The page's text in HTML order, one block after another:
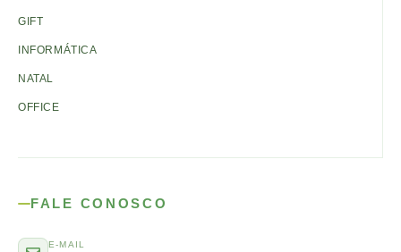
GIFT
INFORMÁTICA
NATAL
OFFICE
FALE CONOSCO
E-MAIL